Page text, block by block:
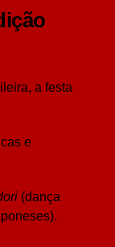
a festa
e
(dança